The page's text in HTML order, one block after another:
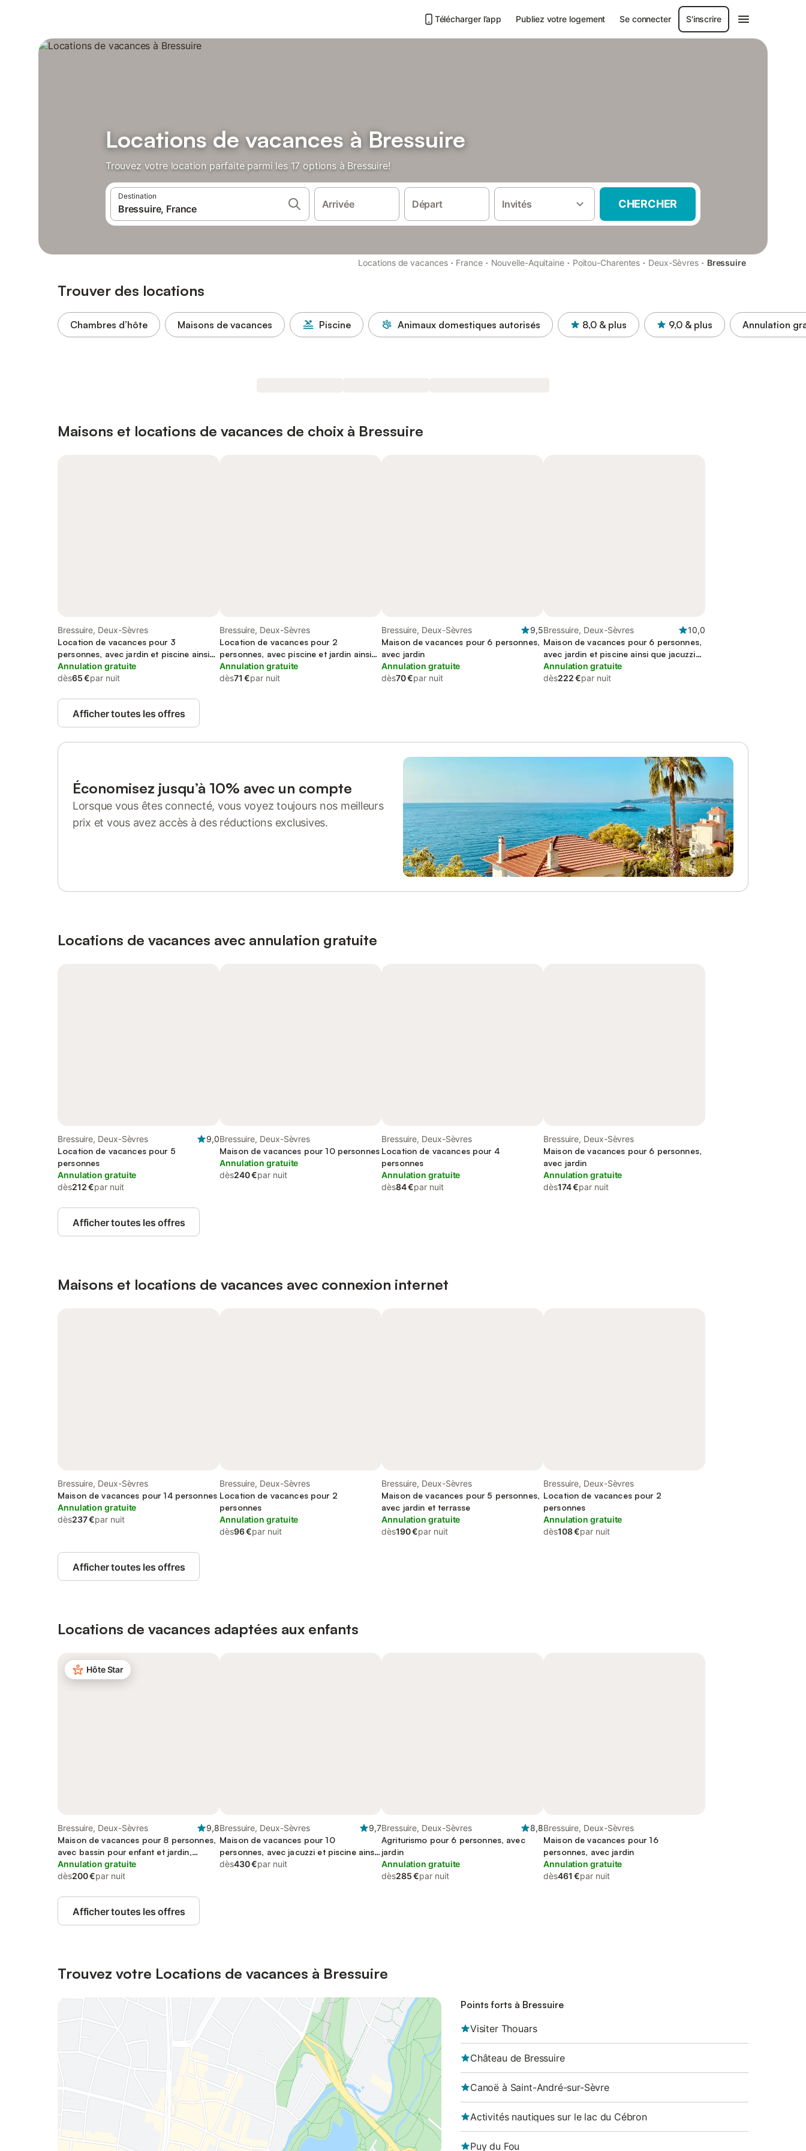
Télécharger l’app Publiez votre logement Se connecter S'inscrire
Locations de vacances à Bressuire
Trouvez votre location parfaite parmi les 17 options à Bressuire!
Destination
Arrivée Départ Invités CHERCHER
Locations de vacances · France · Nouvelle-Aquitaine · Poitou-Charentes · Deux-Sèvres · Bressuire
Trouver des locations
Chambres d’hôte Maisons de vacances Piscine Animaux domestiques autorisés 8,0 & plus 9,0 & plus Annulation
Maisons et locations de vacances de choix à Bressuire
Bressuire, Deux-Sèvres
Location de vacances pour 3
personnes, avec jardin et piscine ainsi
que jacuzzi et terrasse
Annulation gratuite
dès65 €par nuit
Bressuire, Deux-Sèvres
Location de vacances pour 2
personnes, avec piscine et jardin ainsi
que terrasse et jacuzzi
Annulation gratuite
dès71 €par nuit
Bressuire, Deux-Sèvres
9,5
Maison de vacances pour 6 personnes,
avec jardin
Annulation gratuite
dès70 €par nuit
Bressuire, Deux-Sèvres
10,0
Maison de vacances pour 6 personnes,
avec jardin et piscine ainsi que jacuzzi
et terrasse
Annulation gratuite
dès222 €par nuit
Afficher toutes les offres
Économisez jusqu’à 10% avec un compte
Lorsque vous êtes connecté, vous voyez toujours nos meilleurs
prix et vous avez accès à des réductions exclusives.
Locations de vacances avec annulation gratuite
Bressuire, Deux-Sèvres
9,0
Location de vacances pour 5
personnes
Annulation gratuite
dès212 €par nuit
Bressuire, Deux-Sèvres
Maison de vacances pour 10 personnes
Annulation gratuite
dès240 €par nuit
Bressuire, Deux-Sèvres
Location de vacances pour 4
personnes
Annulation gratuite
dès84 €par nuit
Bressuire, Deux-Sèvres
Maison de vacances pour 6 personnes,
avec jardin
Annulation gratuite
dès174 €par nuit
Afficher toutes les offres
Maisons et locations de vacances avec connexion internet
Bressuire, Deux-Sèvres
Maison de vacances pour 14 personnes
Annulation gratuite
dès237 €par nuit
Bressuire, Deux-Sèvres
Location de vacances pour 2
personnes
Annulation gratuite
dès96 €par nuit
Bressuire, Deux-Sèvres
Maison de vacances pour 5 personnes,
avec jardin et terrasse
Annulation gratuite
dès190 €par nuit
Bressuire, Deux-Sèvres
Location de vacances pour 2
personnes
Annulation gratuite
dès108 €par nuit
Afficher toutes les offres
Locations de vacances adaptées aux enfants
Hôte Star
Bressuire, Deux-Sèvres
9,8
Maison de vacances pour 8 personnes,
avec bassin pour enfant et jardin,
adapté aux familles
Annulation gratuite
dès200 €par nuit
Bressuire, Deux-Sèvres
9,7
Maison de vacances pour 10
personnes, avec jacuzzi et piscine ainsi
que jardin et terrasse, animaux
dès430 €par nuit
Bressuire, Deux-Sèvres
8,8
Agriturismo pour 6 personnes, avec
jardin
Annulation gratuite
dès285 €par nuit
Bressuire, Deux-Sèvres
Maison de vacances pour 16
personnes, avec jardin
Annulation gratuite
dès461 €par nuit
Afficher toutes les offres
Trouvez votre Locations de vacances à Bressuire
Points forts à Bressuire
Visiter Thouars
Château de Bressuire
Canoë à Saint-André-sur-Sèvre
Activités nautiques sur le lac du Cébron
Puy du Fou